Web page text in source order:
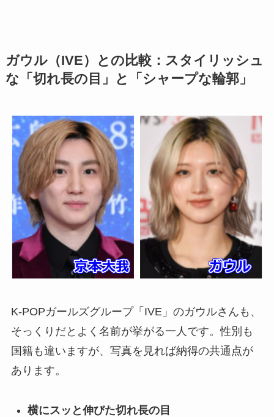
ガウル（IVE）との比較：スタイリッシュ
な「切れ長の目」と「シャープな輪郭」
K-POPガールズグループ「IVE」のガウルさんも、
そっくりだとよく名前が挙がる一人です。性別も
国籍も違いますが、写真を見れば納得の共通点が
あります。
横にスッと伸びた切れ長の目